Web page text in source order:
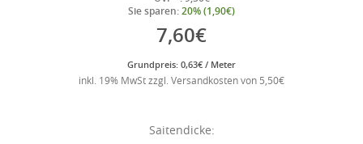
Sie sparen:20% (1,90€)
7,60€
Grundpreis: 0,63€ / Meter
inkl. 19% MwSt zzgl. Versandkosten von 5,50€
Saitendicke: